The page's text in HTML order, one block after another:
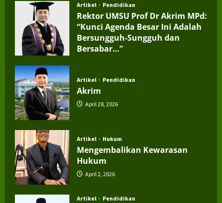
Artikel Pendidikan
Rektor UMSU Prof Dr Akrim MPd:
“Kunci Agenda Besar Ini Adalah
Bersungguh-Sungguh dan
Bersabar…”
Artikel Pendidikan
Akrim
April 28, 2026
Artikel Hukum
Mengembalikan Kewarasan
Hukum
April 2, 2026
Artikel Pendidikan